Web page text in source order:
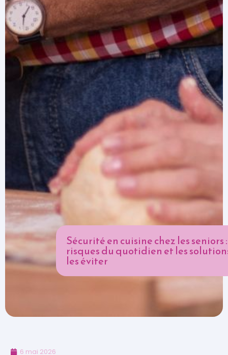
Sécurité en cuisine chez les seniors
risques du quotidien et les
les éviter
6 mai 2026